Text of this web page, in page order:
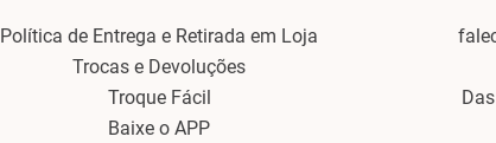
Política de Entrega e Retirada em Loja
Trocas e Devoluções
Troque Fácil
Baixe o APP